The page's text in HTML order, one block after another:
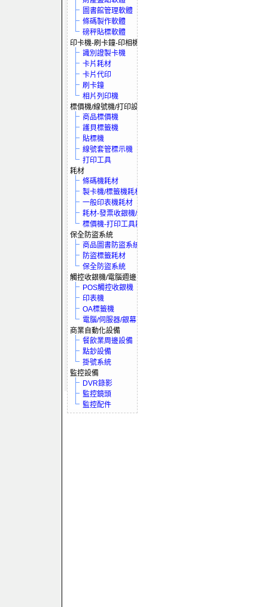
圖書館管理軟體
條碼製作軟體
磅秤貼標軟體
印卡機-刷卡鐘-印相機
識別證製卡機
卡片耗材
卡片代印
刷卡鐘
相片列印機
標價機/線號機/打印設備
商品標價機
護貝標籤機
貼標機
線號套管標示機
打印工具
耗材
條碼機耗材
製卡機/標籤機耗材
一般印表機耗材
耗材-發票收銀機/保全系統
標價機-打印工具耗材
保全防盜系統
商品圖書防盜系統
防盜標籤耗材
保全防盜系統
觸控收銀機/電腦週邊
POS觸控收銀機
印表機
OA標籤機
電腦/伺服器/銀幕
商業自動化設備
餐飲業周邊設備
點鈔設備
掛號系統
監控設備
DVR錄影
監控鏡頭
監控配件